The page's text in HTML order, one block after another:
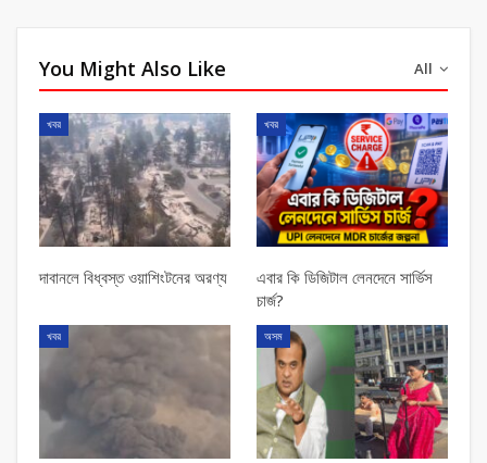
All
You Might Also Like
খবর
দাবানলে বিধ্বস্ত ওয়াশিংটনের অরণ্য
খবর
এবার কি ডিজিটাল লেনদেনে সার্ভিস
চার্জ?
খবর অসম